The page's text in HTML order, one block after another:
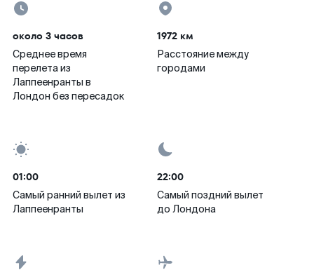
около 3 часов
Среднее время
перелета из
Лаппеенранты в
Лондон без пересадок
1972 км
Расстояние между
городами
01:00
Самый ранний вылет из
Лаппеенранты
22:00
Самый поздний вылет
до Лондона